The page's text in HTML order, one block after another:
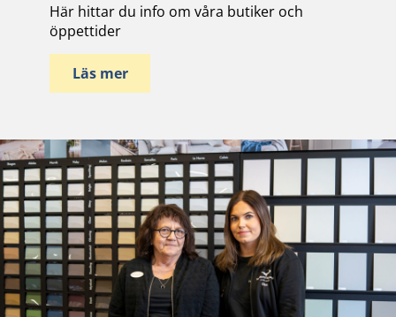
Här hittar du info om våra butiker och
öppettider
Läs mer